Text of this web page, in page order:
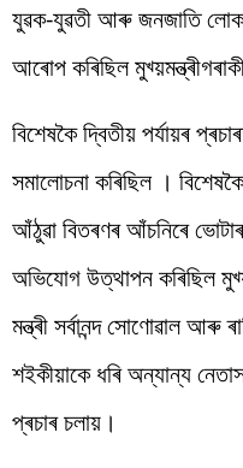
যুৱক-যুৱতী আৰু জনজাতি
আৰোপ কৰিছিল
বিশেষকৈ দ্বিতীয় পৰ্যায়ৰ
সমালোচনা কৰিছিল ।
আঁঠুৱা বিতৰণৰ আঁচনিৰে
অভিযোগ উত্থাপন কৰিছিল
মন্ত্ৰী সৰ্বানন্দ সোণোৱাল আৰু
শইকীয়াকে ধৰি অন্যান্য
প্ৰচাৰ চলায়।